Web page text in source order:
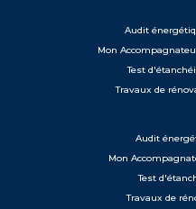
Audit
Mon
Test
Travaux de
Audit
Mon
Test
Travaux de